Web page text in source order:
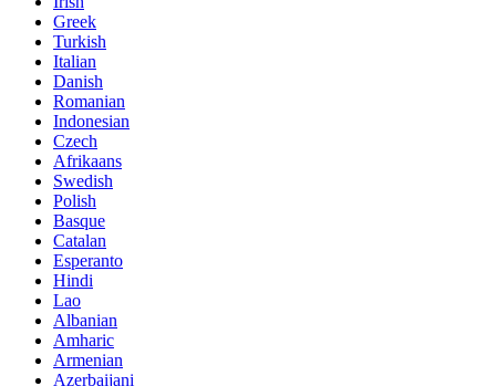
Greek
Turkish
Italian
Danish
Romanian
Indonesian
Czech
Afrikaans
Swedish
Polish
Basque
Catalan
Esperanto
Hindi
Lao
Albanian
Amharic
Armenian
Azerbaijani